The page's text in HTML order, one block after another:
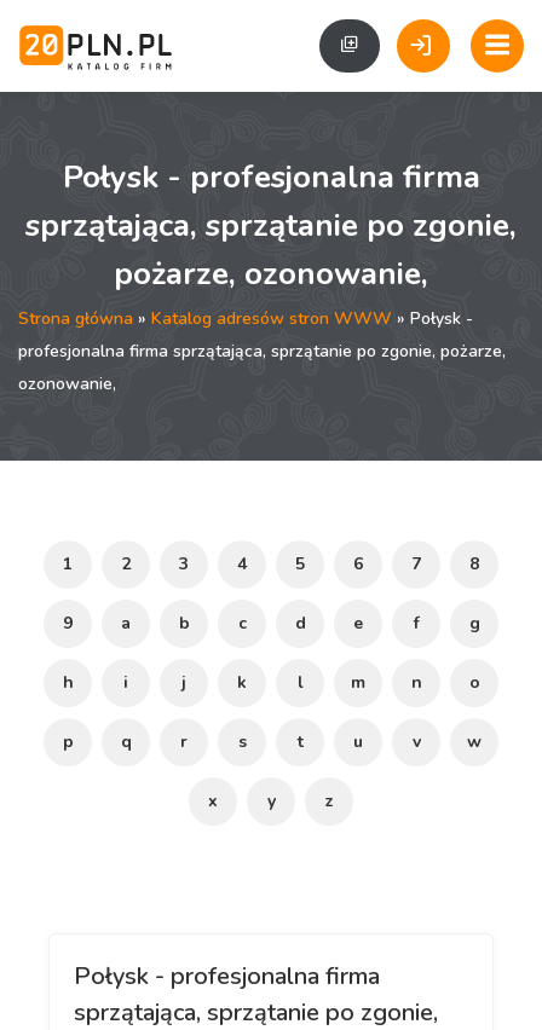
Połysk - profesjonalna firma
sprzątająca, sprzątanie po zgonie,
pożarze, ozonowanie,
Strona główna » Katalog adresów stron WWW » Połysk -
profesjonalna firma sprzątająca, sprzątanie po zgonie, pożarze,
ozonowanie,
1 2 3 4 5 6 7 8
9 a b c d e f g
h i j k l m n o
p q r s t u v w
x y z
Połysk - profesjonalna firma
sprzątająca, sprzątanie po zgonie,